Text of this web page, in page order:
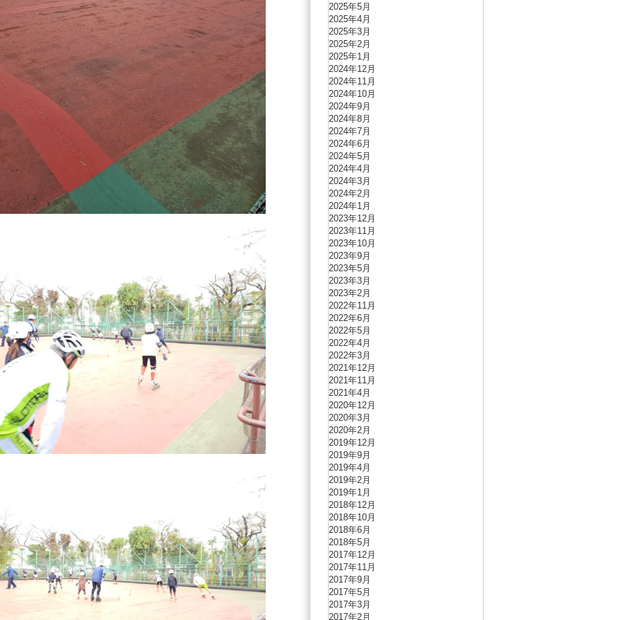
2025年5月
2025年4月
2025年3月
2025年2月
2025年1月
2024年12月
2024年11月
2024年10月
2024年9月
2024年8月
2024年7月
2024年6月
2024年5月
2024年4月
2024年3月
2024年2月
2024年1月
2023年12月
2023年11月
2023年10月
2023年9月
2023年5月
2023年3月
2023年2月
2022年11月
2022年6月
2022年5月
2022年4月
2022年3月
2021年12月
2021年11月
2021年4月
2020年12月
2020年3月
2020年2月
2019年12月
2019年9月
2019年4月
2019年2月
2019年1月
2018年12月
2018年10月
2018年6月
2018年5月
2017年12月
2017年11月
2017年9月
2017年5月
2017年3月
2017年2月